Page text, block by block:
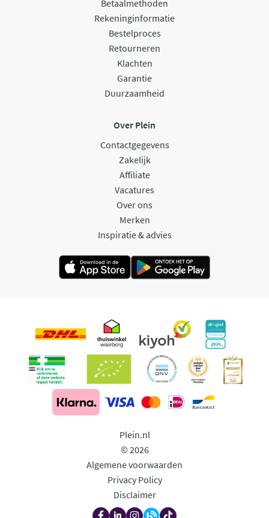
Betaalmethoden
Rekeninginformatie
Bestelproces
Retourneren
Klachten
Garantie
Duurzaamheid
Over Plein
Contactgegevens
Zakelijk
Affiliate
Vacatures
Over ons
Merken
Inspiratie & advies
Plein.nl
© 2026
Algemene voorwaarden
Privacy Policy
Disclaimer